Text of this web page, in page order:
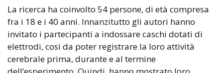
La ricerca ha coinvolto 54 persone, di età compresa
fra i 18 e i 40 anni. Innanzitutto gli autori hanno
invitato i partecipanti a indossare caschi dotati di
elettrodi, così da poter registrare la loro attività
cerebrale prima, durante e al termine